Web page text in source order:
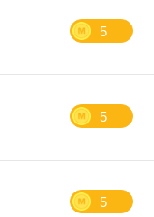
5
5
5